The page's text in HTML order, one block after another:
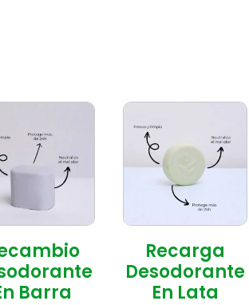
Barra
Recarga
Desodorante
En Lata